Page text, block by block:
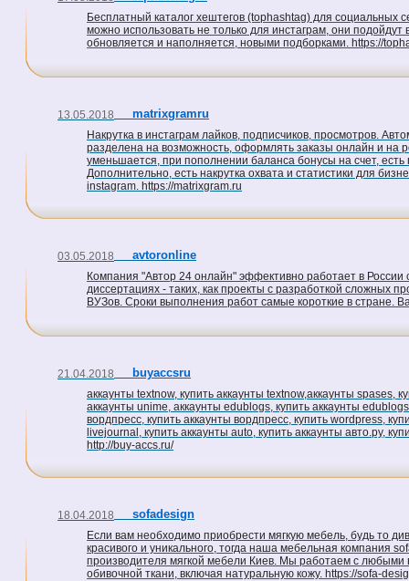
Бесплатный каталог хештегов (tophashtag) для социальных
можно использовать не только для инстаграм, они
обновляется и наполняется, новыми подборками. https://
13.05.2018 matrixgramru
Накрутка в инстаграм лайков, подписчиков, просмотров.
разделена на возможность, оформлять заказы онлайн и на
уменьшается, при пополнении баланса бонусы на счет,
Дополнительно, есть накрутка охвата и статистики для
instagram. https://matrixgram.ru
03.05.2018 avtoronline
Компания "Автор 24 онлайн" эффективно работает в
диссертациях - таких, как проекты с разработкой сложных
ВУЗов. Сроки выполнения работ самые короткие в стране.
21.04.2018 buyaccsru
аккаунты textnow, купить аккаунты textnow,аккаунты spases,
аккаунты unime, аккаунты edublogs, купить аккаунты
вордпресс, купить аккаунты вордпресс, купить wordpress,
livejournal, купить аккаунты auto, купить аккаунты авто.ру,
http://buy-accs.ru/
18.04.2018 sofadesign
Если вам необходимо приобрести мягкую мебель, будь то
красивого и уникального, тогда наша мебельная компания
производителя мягкой мебели Киев. Мы работаем с
обивочной ткани, включая натуральную кожу. https://sofa-